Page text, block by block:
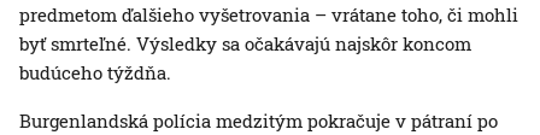
predmetom ďalšieho vyšetrovania – vrátane toho, či mohli
byť smrteľné. Výsledky sa očakávajú najskôr koncom
budúceho týždňa.
Burgenlandská polícia medzitým pokračuje v pátraní po